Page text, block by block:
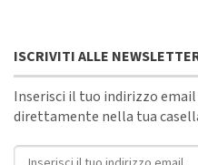
ISCRIVITI ALLE
Inserisci il tuo indirizzo email
direttamente nella tua
Indirizzo email